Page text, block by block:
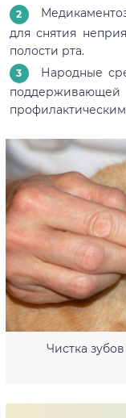
для снятия
полости рта.
Народные
Чистка